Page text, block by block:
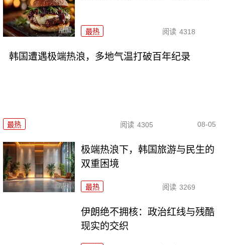
最热 阅读 4318
韩国遭遇极端热浪，多地气温打破百年纪录
最热 阅读 4305 08-05
极端热浪下，韩国旅游与民生的
双重困境
最热 阅读 3269
伊朗绝不拥核：政治红线与残酷
现实的交织